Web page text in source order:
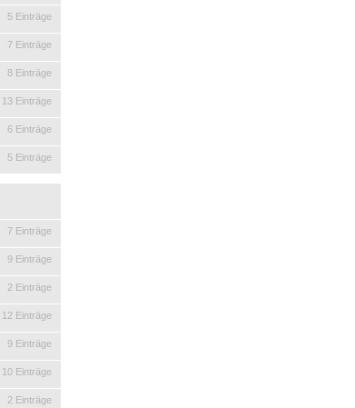
5 Einträge
7 Einträge
8 Einträge
13 Einträge
6 Einträge
5 Einträge
7 Einträge
9 Einträge
2 Einträge
12 Einträge
9 Einträge
10 Einträge
2 Einträge